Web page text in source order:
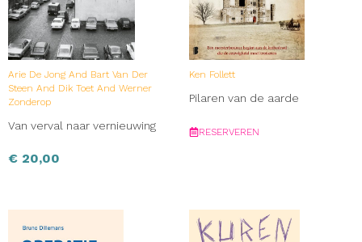
Arie De Jong And Bart Van Der
Steen And Dik Toet And Werner
Zonderop
Van verval naar vernieuwing
€ 20,00
Ken Follett
Pilaren van de aarde
RESERVEREN